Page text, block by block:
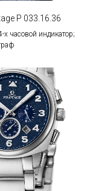
P 033.16.36
часовой индикатор;